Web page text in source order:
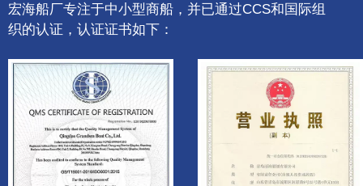
宏海船厂专注于中小型商船，并已通过CCS和国际组
织的认证，认证证书如下：